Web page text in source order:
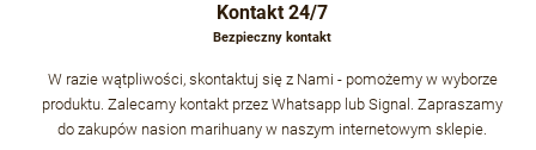
Kontakt 24/7
Bezpieczny kontakt
W razie wątpliwości, skontaktuj się z Nami - pomożemy w wyborze
produktu. Zalecamy kontakt przez Whatsapp lub Signal. Zapraszamy
do zakupów nasion marihuany w naszym internetowym sklepie.